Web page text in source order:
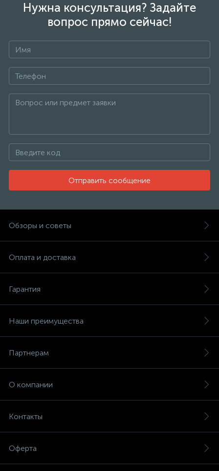
Нужна консультация? Задайте
вопрос прямо сейчас!
Отправить сообщение
Обзоры и советы
Оплата и доставка
Гарантия
Наши преимущества
Партнерам
О компании
Контакты
Оферта